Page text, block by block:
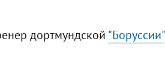
дортмундской "Боруссии"